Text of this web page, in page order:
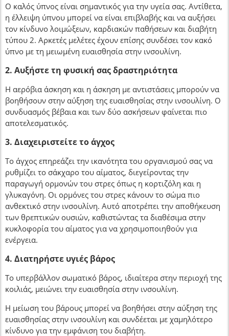
Ο καλός ύπνος είναι σημαντικός για την υγεία σας. Αντίθετα,
η έλλειψη ύπνου μπορεί να είναι επιβλαβής και να αυξήσει
τον κίνδυνο λοιμώξεων, καρδιακών παθήσεων και διαβήτη
τύπου 2. Αρκετές μελέτες έχουν επίσης συνδέσει τον κακό
ύπνο με τη μειωμένη ευαισθησία στην ινσουλίνη.
2. Αυξήστε τη φυσική σας δραστηριότητα
Η αερόβια άσκηση και η άσκηση με αντιστάσεις μπορούν να
βοηθήσουν στην αύξηση της ευαισθησίας στην ινσουλίνη. Ο
συνδυασμός βέβαια και των δύο ασκήσεων φαίνεται πιο
αποτελεσματικός.
3. Διαχειριστείτε το άγχος
Το άγχος επηρεάζει την ικανότητα του οργανισμού σας να
ρυθμίζει το σάκχαρο του αίματος, διεγείροντας την
παραγωγή ορμονών του στρες όπως η κορτιζόλη και η
γλυκαγόνη. Οι ορμόνες του στρες κάνουν το σώμα πιο
ανθεκτικό στην ινσουλίνη. Αυτό αποτρέπει την αποθήκευση
των θρεπτικών ουσιών, καθιστώντας τα διαθέσιμα στην
κυκλοφορία του αίματος για να χρησιμοποιηθούν για
ενέργεια.
4. Διατηρήστε υγιές βάρος
Το υπερβάλλον σωματικό βάρος, ιδιαίτερα στην περιοχή της
κοιλιάς, μειώνει την ευαισθησία στην ινσουλίνη.
Η μείωση του βάρους μπορεί να βοηθήσει στην αύξηση της
ευαισθησίας στην ινσουλίνη και συνδέεται με χαμηλότερο
κίνδυνο για την εμφάνιση του διαβήτη.